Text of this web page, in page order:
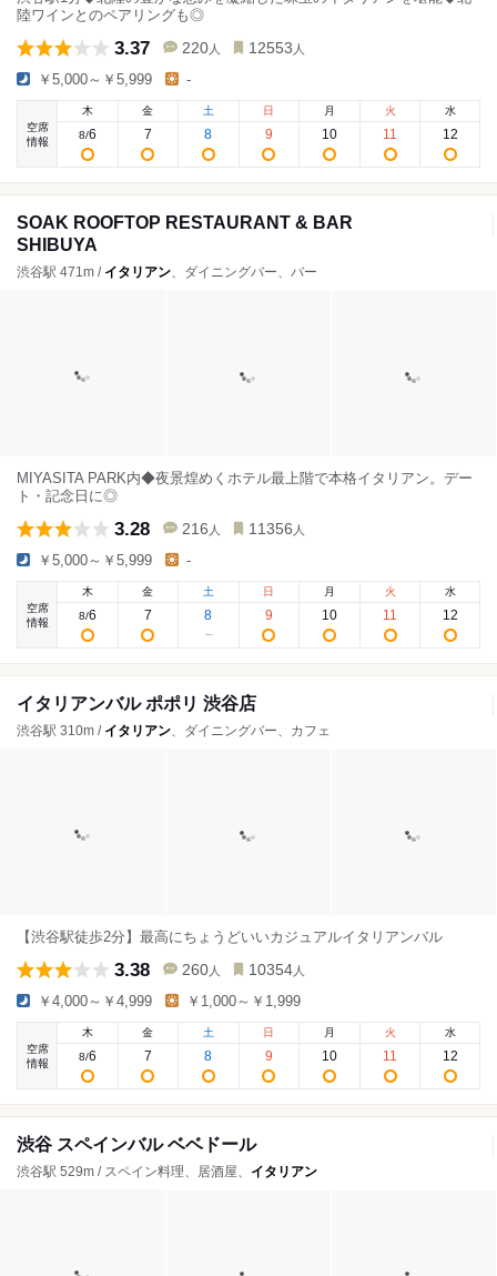
陸ワインとのペアリングも◎
3.37 220 人 12553 人
￥5,000～￥5,999 -
空席
情報
木
8/6
金
7
土
8
日
9
月
10
火
11
水
12
SOAK ROOFTOP RESTAURANT & BAR
SHIBUYA
渋谷駅 471m / イタリアン、ダイニングバー、バー
MIYASITA PARK内◆夜景煌めくホテル最上階で本格イタリアン。デー
ト・記念日に◎
3.28 216 人 11356 人
￥5,000～￥5,999 -
空席
情報
木
8/6
金
7
土
8
日
9
月
10
火
11
水
12
イタリアンバル ポポリ 渋谷店
渋谷駅 310m / イタリアン、ダイニングバー、カフェ
【渋谷駅徒歩2分】最高にちょうどいいカジュアルイタリアンバル
3.38 260 人 10354 人
￥4,000～￥4,999 ￥1,000～￥1,999
空席
情報
木
8/6
金
7
土
8
日
9
月
10
火
11
水
12
渋谷 スペインバル ベベドール
渋谷駅 529m / スペイン料理、居酒屋、 イタリアン